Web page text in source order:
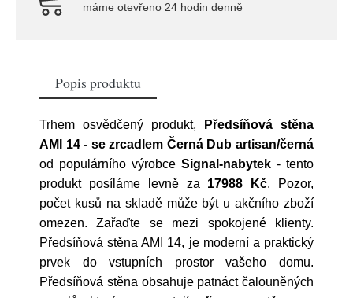
máme otevřeno 24 hodin denně
Popis produktu
Trhem osvědčený produkt,
Předsíňová stěna
AMI 14 - se zrcadlem Černá Dub artisan/černá
od populárního výrobce Signal-nabytek - tento
produkt posíláme levně za 17988 Kč. Pozor,
počet kusů na skladě může být u akčního zboží
omezen. Zařaďte se mezi spokojené klienty.
Předsíňová stěna AMI 14, je moderní a praktický
prvek do vstupních prostor vašeho domu.
Předsíňová stěna obsahuje patnáct čalouněných